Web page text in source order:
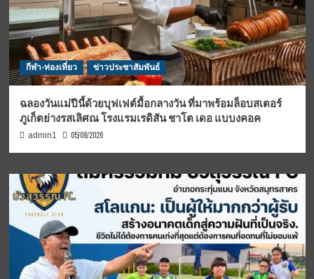
กีฬา-ท่องเที่ยว ข่าวประชาสัมพันธ์
ฉลองวันแม่ปีนี้ด้วยบุฟเฟต์มื้อกลางวัน ที่มาพร้อมล็อบสเตอร์
ภูเก็ตย่างรสเลิศณ โรงแรมเรดิสัน ชาโต เดอ แบบงคอค
admin1 05/08/2026